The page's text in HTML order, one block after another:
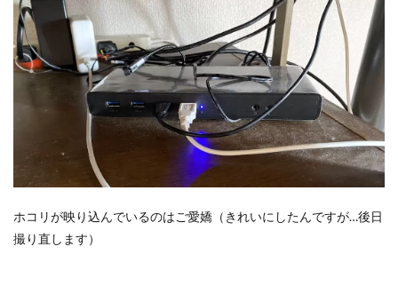
デ
ル
の
メ
ッ
ホコリが映り込んでいるのはご愛嬌（きれいにしたんですが…後日
撮り直します）